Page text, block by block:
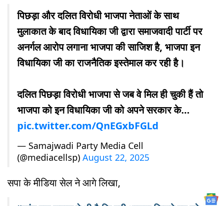
पिछड़ा और दलित विरोधी भाजपा नेताओं के साथ
मुलाकात के बाद विधायिका जी द्वारा समाजवादी पार्टी पर
अनर्गल आरोप लगाना भाजपा की साजिश है, भाजपा इन
विधायिका जी का राजनैतिक इस्तेमाल कर रही है।
दलित पिछड़ा विरोधी भाजपा से जब वे मिल ही चुकी हैं तो
भाजपा को इन विधायिका जी को अपने सरकार के…
pic.twitter.com/QnEGxbFGLd
— Samajwadi Party Media Cell
(@mediacellsp) August 22, 2025
सपा के मीडिया सेल ने आगे लिखा,